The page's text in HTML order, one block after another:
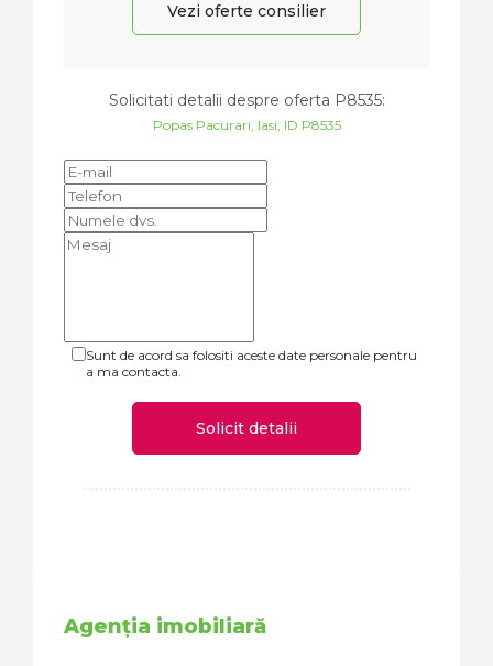
Vezi oferte consilier
Solicitati detalii despre oferta P8535:
Popas Pacurari, Iasi, ID P8535
Sunt de acord sa folositi aceste date personale pentru
a ma contacta.
Solicit detalii
Agenția imobiliară